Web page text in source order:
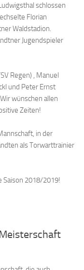
schlossen
Florian
Waldstadion.
Jugendspieler
Regen) , Manuel
und Peter Ernst
wünschen allen
Zeiten!
in der
als Torwarttrainier
Saison 2018/2019!